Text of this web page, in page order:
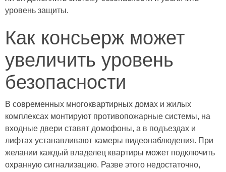
уровень защиты.
Как консьерж может
увеличить уровень
безопасности
В современных многоквартирных домах и жилых
комплексах монтируют противопожарные системы, на
входные двери ставят домофоны, а в подъездах и
лифтах устанавливают камеры видеонаблюдения. При
желании каждый владелец квартиры может подключить
охранную сигнализацию. Разве этого недостаточно,